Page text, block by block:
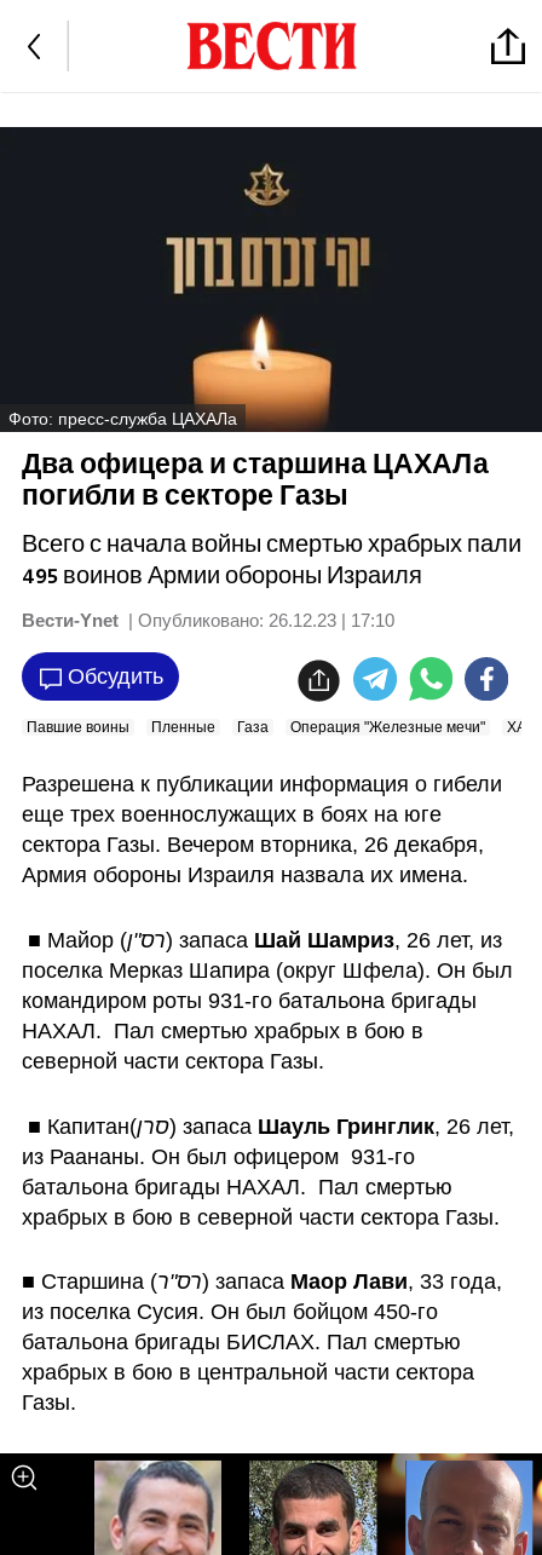
Фото: пресс-служба ЦАХАЛа
Два офицера и старшина ЦАХАЛа
погибли в секторе Газы
Всего с начала войны смертью храбрых пали
495 воинов Армии обороны Израиля
Вести-Ynet | Опубликовано: 26.12.23 | 17:10
Обсудить
Павшие воины Пленные Газа Операция "Железные мечи"
Разрешена к публикации информация о гибели
еще трех военнослужащих в боях на юге
сектора Газы. Вечером вторника, 26 декабря,
Армия обороны Израиля назвала их имена.
■ Майор (רס"ן) запаса Шай Шамриз, 26 лет, из
поселка Мерказ Шапира (округ Шфела). Он был
командиром роты 931-го батальона бригады
НАХАЛ.  Пал смертью храбрых в бою в
северной части сектора Газы.
■ Капитан(סרן) запаса Шауль Гринглик, 26 лет,
из Раананы. Он был офицером  931-го
батальона бригады НАХАЛ.  Пал смертью
храбрых в бою в северной части сектора Газы.
■ Старшина (רס"ר) запаса Маор Лави, 33 года,
из поселка Сусия. Он был бойцом 450-го
батальона бригады БИСЛАХ. Пал смертью
храбрых в бою в центральной части сектора
Газы.